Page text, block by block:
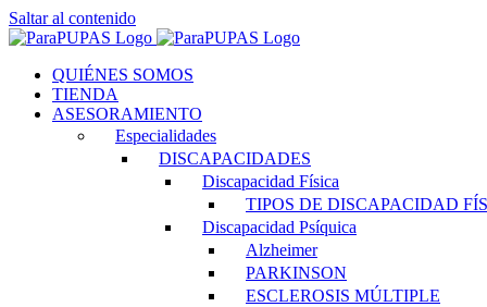
Saltar al contenido
QUIÉNES SOMOS
TIENDA
ASESORAMIENTO
Especialidades
DISCAPACIDADES
Discapacidad Física
TIPOS DE DISCAPACIDAD
Discapacidad Psíquica
Alzheimer
PARKINSON
ESCLEROSIS MÚLTIPLE